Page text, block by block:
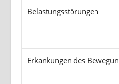
Belastungsstörungen
Erkankungen des